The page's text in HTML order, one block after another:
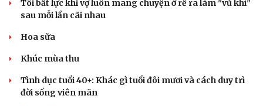
Tôi bất lực khi vợ luôn mang chuyện ở rể ra làm "vũ khí"
sau mỗi lần cãi nhau
Hoa sữa
Khúc mùa thu
Tình dục tuổi 40+: Khác gì tuổi đôi mươi và cách duy trì
đời sống viên mãn